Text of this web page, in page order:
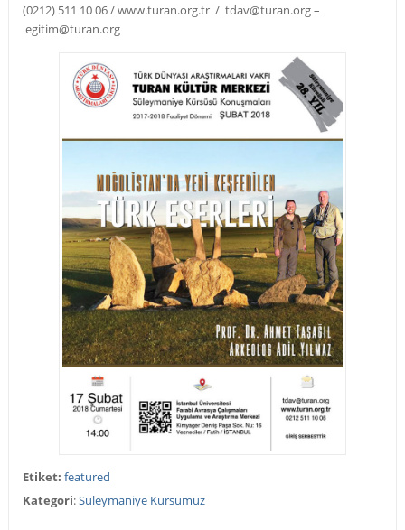
(0212) 511 10 06 / www.turan.org.tr / tdav@turan.org –
egitim@turan.org
Etiket: featured
Kategori:Süleymaniye Kürsümüz